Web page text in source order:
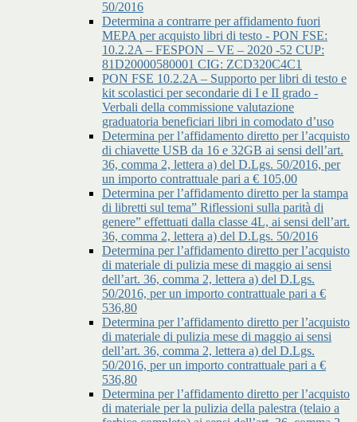
50/2016
Determina a contrarre per affidamento fuori
MEPA per acquisto libri di testo - PON FSE:
10.2.2A – FESPON – VE – 2020 -52 CUP:
81D20000580001 CIG: ZCD320C4C1
PON FSE 10.2.2A – Supporto per libri di testo e
kit scolastici per secondarie di I e II grado -
Verbali della commissione valutazione
graduatoria beneficiari libri in comodato d’uso
Determina per l’affidamento diretto per l’acquisto
di chiavette USB da 16 e 32GB ai sensi dell’art.
36, comma 2, lettera a) del D.Lgs. 50/2016, per
un importo contrattuale pari a € 105,00
Determina per l’affidamento diretto per la stampa
di libretti sul tema” Riflessioni sulla parità di
genere” effettuati dalla classe 4L, ai sensi dell’art.
36, comma 2, lettera a) del D.Lgs. 50/2016
Determina per l’affidamento diretto per l’acquisto
di materiale di pulizia mese di maggio ai sensi
dell’art. 36, comma 2, lettera a) del D.Lgs.
50/2016, per un importo contrattuale pari a €
536,80
Determina per l’affidamento diretto per l’acquisto
di materiale di pulizia mese di maggio ai sensi
dell’art. 36, comma 2, lettera a) del D.Lgs.
50/2016, per un importo contrattuale pari a €
536,80
Determina per l’affidamento diretto per l’acquisto
di materiale per la pulizia della palestra (telaio a